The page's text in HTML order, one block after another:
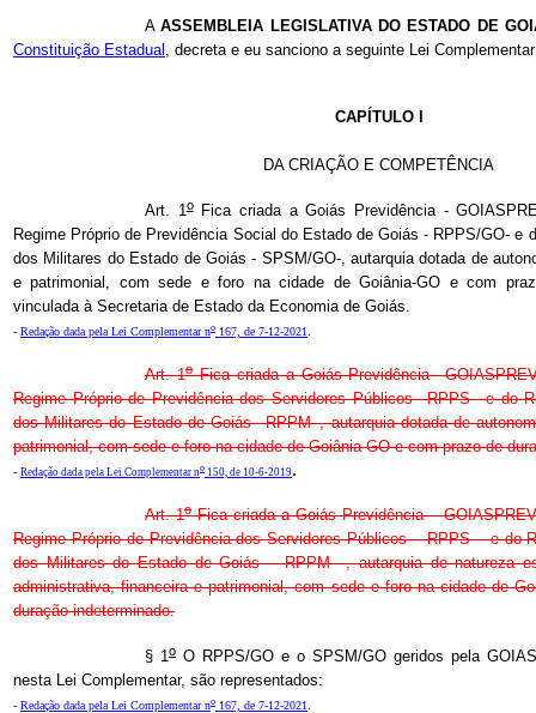
AASSEMBLEIA LEGISLATIVA DO ESTADO DE
Constituição Estadual , decreta e eu sanciono a seguinte Lei
CAPÍTULO I
DA CRIAÇÃO E COMPETÊNCIA
Art. 1oFica criada a Goiás Previdência -
Regime Próprio de Previdência Social do Estado de Goiás - RPPS/GO- e
dos Militares do Estado de Goiás - SPSM/GO-, autarquia dotada de
e patrimonial, com sede e foro na cidade de Goiânia-GO e com
vinculada à Secretaria de Estado da Economia de Goiás.
- Redação dada pela Lei Complementar no 167, de 7-12-2021
Art. 1oFica criada a Goiás Previdência
Regime Próprio de Previdência dos Servidores Públicos –RPPS– e do
dos Militares do Estado de Goiás –RPPM–, autarquia dotada de
patrimonial, com sede e foro na cidade de Goiânia-GO e com prazo de
- Redação dada pela Lei Complementar no 150, de 10-6-2019.
Art. 1oFica criada a Goiás Previdência –
Regime Próprio de Previdência dos Servidores Públicos – RPPS – e do
dos Militares do Estado de Goiás – RPPM –, autarquia de natureza
administrativa, financeira e patrimonial, com sede e foro na cidade de
duração indeterminado.
§ 1o O RPPS/GO e o SPSM/GO geridos pela
nesta Lei Complementar, são representados:
- Redação dada pela Lei Complementar no 167, de 7-12-2021